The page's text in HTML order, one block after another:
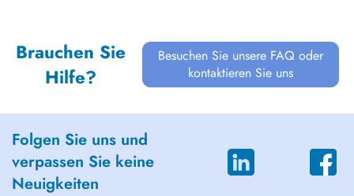
Brauchen Sie
Hilfe?
Besuchen Sie unsere FAQ oder
kontaktieren Sie uns
Folgen Sie uns und
verpassen Sie keine
Neuigkeiten